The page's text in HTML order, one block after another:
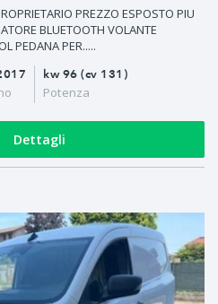
PREZZO ESPOSTO PIU
BLUETOOTH VOLANTE
PEDANA PER.....
kw 96 (cv 131)
Potenza
Dettagli